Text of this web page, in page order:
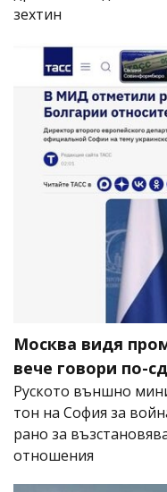
зехтин
Москва видя
вече говори по-
Руското външно
тон на София за
рано за
отношения